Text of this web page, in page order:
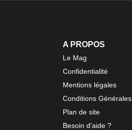
A PROPOS
Le Mag
Confidentialité
Mentions légales
Conditions Générales
Plan de site
Besoin d'aide ?